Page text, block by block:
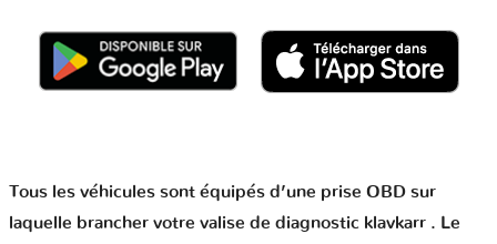
Tous les véhicules sont équipés d’une prise OBD sur
laquelle brancher votre valise de diagnostic klavkarr . Le